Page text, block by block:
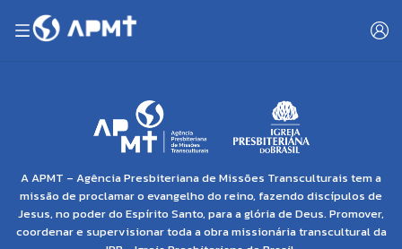
A APMT – Agência Presbiteriana de Missões Transculturais tem a
missão de proclamar o evangelho do reino, fazendo discípulos de
Jesus, no poder do Espírito Santo, para a glória de Deus. Promover,
coordenar e supervisionar toda a obra missionária transcultural da